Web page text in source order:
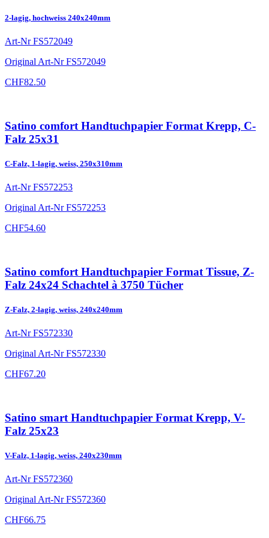
2-lagig, hochweiss 240x240mm
Art-NrFS572049
Original Art-NrFS572049
CHF82.50
Satino comfort Handtuchpapier Format Krepp, C-
Falz 25x31
C-Falz, 1-lagig, weiss, 250x310mm
Art-NrFS572253
Original Art-NrFS572253
CHF54.60
Satino comfort Handtuchpapier Format Tissue, Z-
Falz 24x24 Schachtel à 3750 Tücher
Z-Falz, 2-lagig, weiss, 240x240mm
Art-NrFS572330
Original Art-NrFS572330
CHF67.20
Satino smart Handtuchpapier Format Krepp, V-
Falz 25x23
V-Falz, 1-lagig, weiss, 240x230mm
Art-NrFS572360
Original Art-NrFS572360
CHF66.75